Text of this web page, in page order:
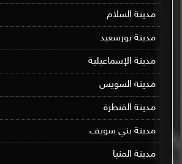
مدينة السلام
مدينة بورسعيد
مدينة الإسماعيلية
مدينة السويس
مدينة القنطرة
مدينة بني سويف
مدينة المنيا